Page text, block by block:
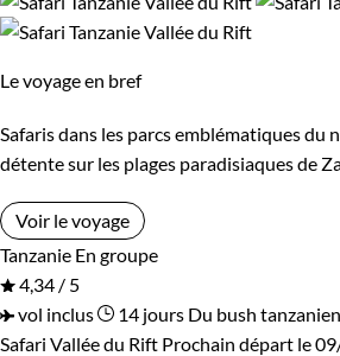
Le voyage en bref
Safaris dans les parcs emblématiques du
détente sur les plages paradisiaques de
Voir le voyage
Tanzanie En groupe
4,34 / 5
vol inclus
14 jours Du bush
Safari Vallée du Rift Prochain départ le